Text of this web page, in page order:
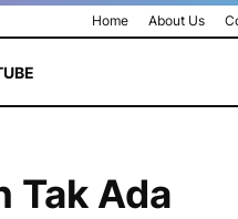
Home About Us
Tak Ada